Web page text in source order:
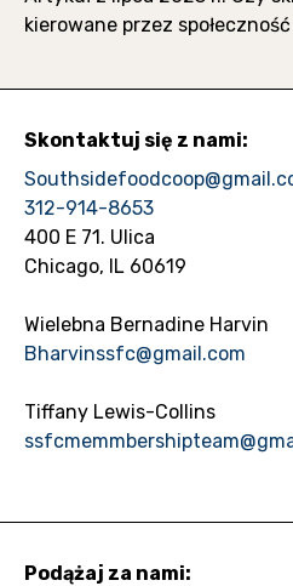
kierowane przez
Skontaktuj się z nami:
312-914-8653
400 E 71. Ulica
Chicago, IL 60619
Wielebna Bernadine Harvin
Bharvinssfc@gmail.com
Tiffany Lewis-Collins
Podążaj za nami: